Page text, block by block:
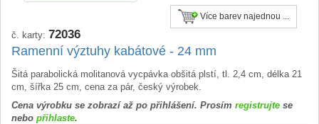
Více barev najednou ...
č. karty: 72036
Ramenní výztuhy kabátové - 24 mm
Šitá parabolická molitanová vycpávka obšitá plstí, tl. 2,4 cm, délka 21
cm, šířka 25 cm, cena za pár, český výrobek.
Cena výrobku se zobrazí až po přihlášení. Prosím registrujte se
nebo přihlaste.